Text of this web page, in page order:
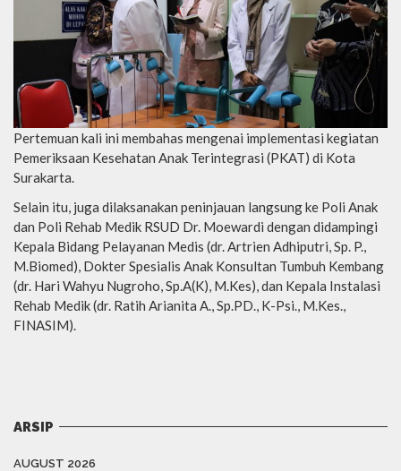
Pertemuan kali ini membahas mengenai implementasi kegiatan
Pemeriksaan Kesehatan Anak Terintegrasi (PKAT) di Kota
Surakarta.
Selain itu, juga dilaksanakan peninjauan langsung ke Poli Anak
dan Poli Rehab Medik RSUD Dr. Moewardi dengan didampingi
Kepala Bidang Pelayanan Medis (dr. Artrien Adhiputri, Sp. P.,
M.Biomed), Dokter Spesialis Anak Konsultan Tumbuh Kembang
(dr. Hari Wahyu Nugroho, Sp.A(K), M.Kes), dan Kepala Instalasi
Rehab Medik (dr. Ratih Arianita A., Sp.PD., K-Psi., M.Kes.,
FINASIM).
ARSIP
AUGUST 2026